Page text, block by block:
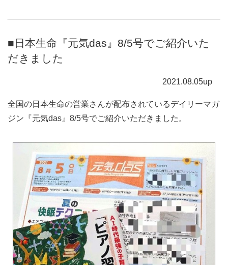
■日本生命『元気das』8/5号でご紹介いた
だきました
2021.08.05up
全国の日本生命の営業さんが配布されているデイリーマガ
ジン『元気das』8/5号でご紹介いただきました。